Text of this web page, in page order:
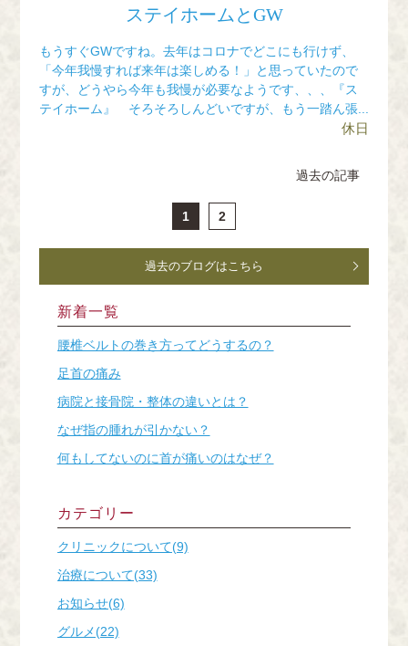
ステイホームとGW
もうすぐGWですね。去年はコロナでどこにも行けず、
「今年我慢すれば来年は楽しめる！」と思っていたので
すが、どうやら今年も我慢が必要なようです、、、『ス
テイホーム』 そろそろしんどいですが、もう一踏ん張...
休日
1 2
過去の記事
過去のブログはこちら
新着一覧
腰椎ベルトの巻き方ってどうするの？
足首の痛み
病院と接骨院・整体の違いとは？
なぜ指の腫れが引かない？
何もしてないのに首が痛いのはなぜ？
カテゴリー
クリニックについて(9)
治療について(33)
お知らせ(6)
グルメ(22)